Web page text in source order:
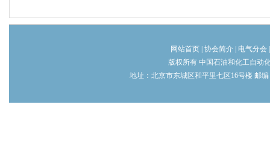
网站首页 协会简介 电气分会
版权所有 中国石油和化工自动
地址：北京市东城区和平里七区16号楼 邮编